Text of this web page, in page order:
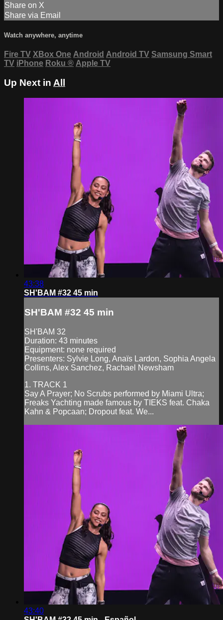
Share on X
Share via Email
Watch anywhere, anytime
Fire TV XBox One Android Android TV Samsung Smart
TV iPhone Roku ® Apple TV
Up Next in All
43:38
SH'BAM #32 45 min
SH'BAM #32 45 min
SH'BAM 32
Duration: 43 minutes
Equipment: none required
Presenters: Sylvie Long, Anaïs Lardon, Sophia Angela
Collins, Alex Sanchez, Rachael Newsham
1. TRACK 1
Say A Prayer; No Scrubs performed by Miami Ultra;
Freaks Yachting made famous by TIEKS feat. Chaka
Kahn & Popcaan; Dropout feat. We...
43:40